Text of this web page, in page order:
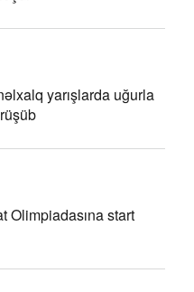
yarışlarda uğurla
Olimpiadasına start